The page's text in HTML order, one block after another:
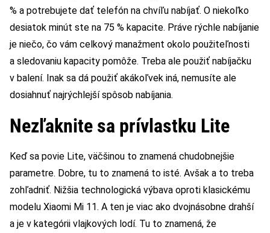
% a potrebujete dať telefón na chvíľu nabíjať. O niekoľko
desiatok minút ste na 75 % kapacite. Práve rýchle nabíjanie
je niečo, čo vám celkový manažment okolo použiteľnosti
a sledovaniu kapacity pomôže. Treba ale použiť nabíjačku
v balení. Inak sa dá použiť akákoľvek iná, nemusíte ale
dosiahnuť najrýchlejší spôsob nabíjania.
Nezľaknite sa prívlastku Lite
Keď sa povie Lite, väčšinou to znamená chudobnejšie
parametre. Dobre, tu to znamená to isté. Avšak a to treba
zohľadniť. Nižšia technologická výbava oproti klasickému
modelu Xiaomi Mi 11. A ten je viac ako dvojnásobne drahší
a je v kategórii vlajkových lodí. Tu to znamená, že